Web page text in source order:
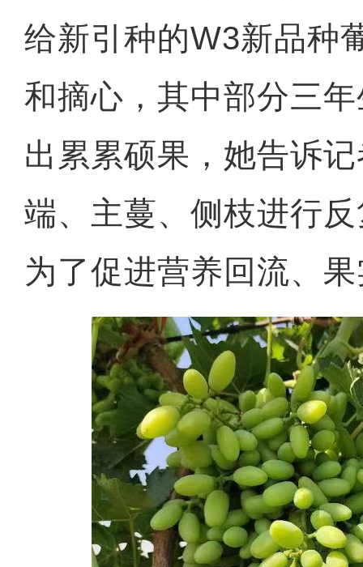
给新引种的W3新品种
和摘心，其中部分三
出累累硕果，她告诉
端、主蔓、侧枝进行
为了促进营养回流、